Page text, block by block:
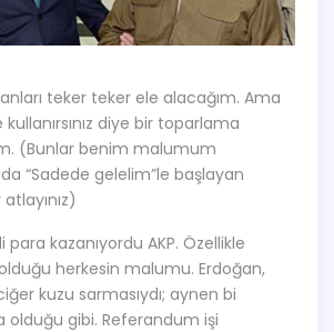
teker teker ele alacağım. Ama
diye bir toparlama
(Bunlar benim malumum
“Sadede gelelim”le başlayan
para kazanıyordu AKP. Özellikle
herkesin malumu. Erdoğan,
kuzu sarmasıydı; aynen bi
olduğu gibi. Referandum işi